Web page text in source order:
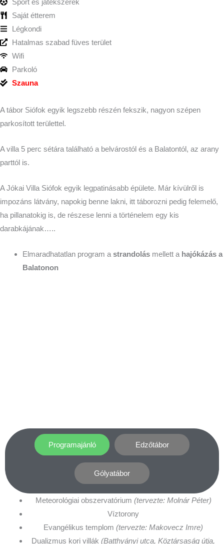
Sport és játékszerek
Saját étterem
Légkondi
Hatalmas szabad füves terület
Wifi
Parkoló
Szauna
A tábor Siófok egyik legszebb részén fekszik, nagyon szépen
parkosított területtel.
A villa 5 perc sétára található a belvárostól és a Balatontól, az arany
parttól is.
A Jókai Villa Siófok egyik legpatinásabb épülete. Már kívülről is
impozáns látvány, napokig benne lakni, itt táborozni pedig felemelő,
ha pillanatokig is, de részese lenni a történelem egy kis
darabkájának…..
Elmaradhatatlan program a strandolás mellett a hajókázás a
Balatonon
Programajánló Edzőtábor
Gólyatábor
Meteorológiai obszervatórium (tervezte: Molnár Péter)
Víztorony
Evangélikus templom (tervezte: Makovecz Imre)
Dualizmus kori villák (Batthyányi utca, Köztársaság útja,